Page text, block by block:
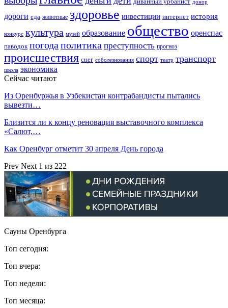
диванный урбанист донор
дороги еда животные здоровье инвестиции интернет история
конкурс культура музей образование общество оренспас
паводок погода политика преступность прогноз
происшествия снег соболезнования спорт театр транспорт
школа экономика
Сейчас читают
Из Оренбуржья в Узбекистан контрабандисты пытались
вывезти…
Близится ли к концу реновация выставочного комплекса
«Салют,…
Как Оренбург отметит 30 апреля День города
Prev Next 1 из 222
Сауны Оренбурга
Топ сегодня:
Топ вчера:
Топ недели:
Топ месяца: